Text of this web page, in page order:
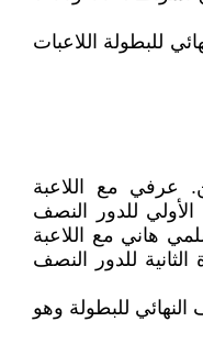
للبطولة اللاعبات
عرفي مع اللاعبة
الأولي للدور النصف
هاني مع اللاعبة
الثانية للدور النصف
النهائي للبطولة وهو